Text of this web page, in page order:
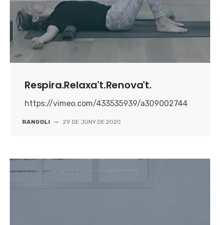
Respira.Relaxa't.Renova't.
https://vimeo.com/433535939/a309002744
RANGOLI — 29 DE JUNY DE 2020